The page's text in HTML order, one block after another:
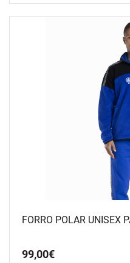
FORRO POLAR UNISEX
99,00€